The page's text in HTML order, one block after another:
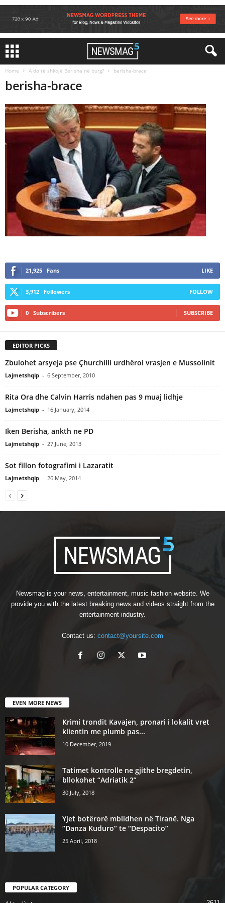
Home A do të shkojë Berisha në burg? berisha-brace
berisha-brace
21,925 Fans LIKE
3,912 Followers FOLLOW
0 Subscribers SUBSCRIBE
EDITOR PICKS
Zbulohet arsyeja pse Çhurchilli urdhëroi vrasjen e Mussolinit
Lajmetshqip - 6 September, 2010
Rita Ora dhe Calvin Harris ndahen pas 9 muaj lidhje
Lajmetshqip - 16 January, 2014
Iken Berisha, ankth ne PD
Lajmetshqip - 27 June, 2013
Sot fillon fotografimi i Lazaratit
Lajmetshqip - 26 May, 2014
Newsmag is your news, entertainment, music fashion website. We
provide you with the latest breaking news and videos straight from the
entertainment industry.
Contact us: contact@yoursite.com
EVEN MORE NEWS
Krimi trondit Kavajen, pronari i lokalit vret
klientin me plumb pas...
10 December, 2019
Tatimet kontrolle ne gjithe bregdetin,
bllokohet “Adriatik 2”
30 July, 2018
Yjet botërorë mblidhen në Tiranë. Nga
“Danza Kuduro” te “Despacito”
25 April, 2018
POPULAR CATEGORY